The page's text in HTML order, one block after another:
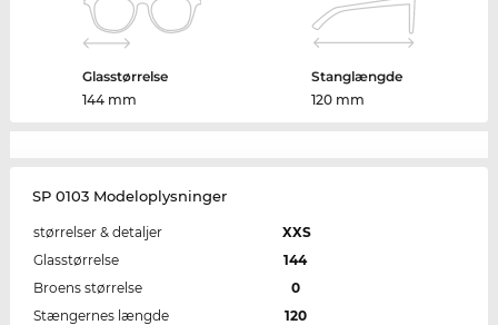
Glasstørrelse
144 mm
Stanglængde
120 mm
SP 0103 Modeloplysninger
størrelser & detaljer
XXS
Glasstørrelse
144
Broens størrelse
0
Stængernes længde
120